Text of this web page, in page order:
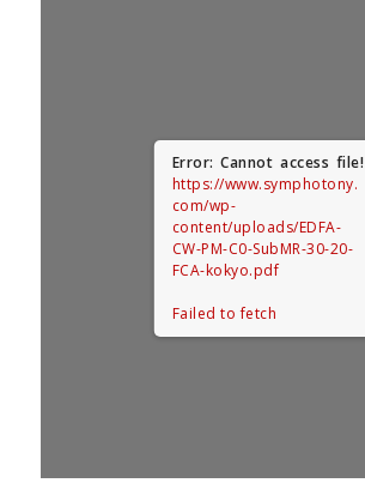
Error: Cannot access file!
https://www.symphotony.
com/wp-
content/uploads/EDFA-
CW-PM-C0-SubMR-30-20-
FCA-kokyo.pdf
Failed to fetch